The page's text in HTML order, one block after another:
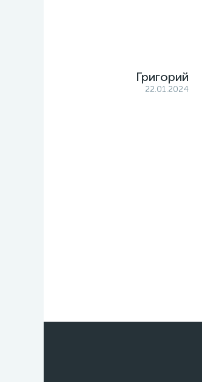
Григорий
22.01.2024